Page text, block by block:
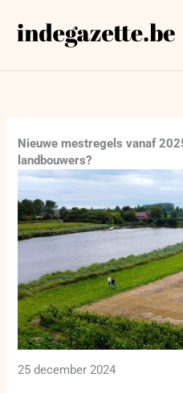
naar
Nieuwe mestregels vanaf
landbouwers?
25 december 2024